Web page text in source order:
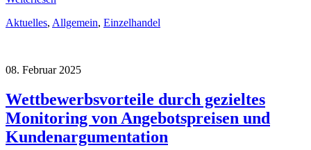
Aktuelles, Allgemein, Einzelhandel
08. Februar 2025
Wettbewerbsvorteile durch gezieltes
Monitoring von Angebotspreisen und
Kundenargumentation